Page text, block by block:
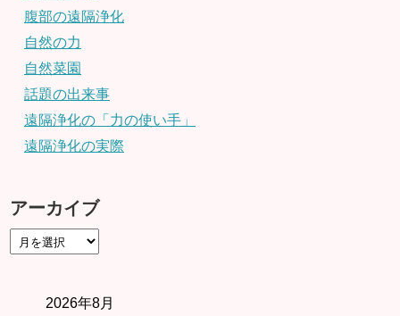
腹部の遠隔浄化
自然の力
自然菜園
話題の出来事
遠隔浄化の「力の使い手」
遠隔浄化の実際
アーカイブ
2026年8月